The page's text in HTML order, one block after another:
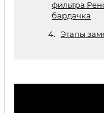
фильтра
бардачка
Этапы